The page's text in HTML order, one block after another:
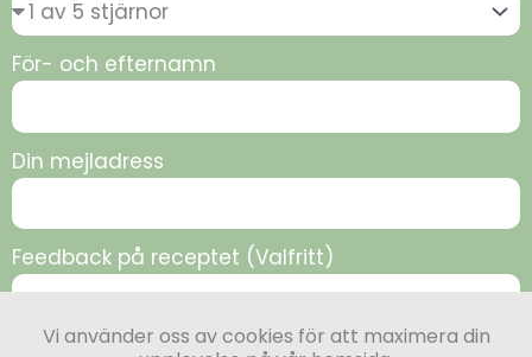
För- och efternamn
Din mejladress
Feedback på receptet (Valfritt)
Vi använder oss av cookies för att maximera din